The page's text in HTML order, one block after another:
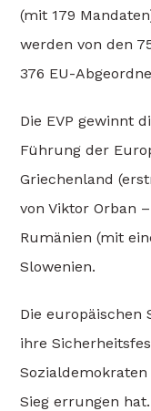
(mit 179
werden von den
376 EU-
Die EVP gewinnt
Führung der
Griechenland
von Viktor Orban
Rumänien (mit
Slowenien.
Die europäischen
ihre
Sieg errungen